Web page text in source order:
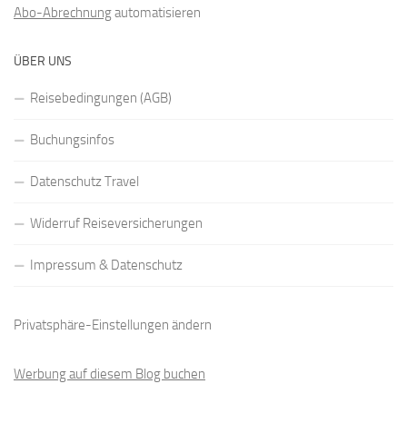
Abo-Abrechnungautomatisieren
ÜBER UNS
Reisebedingungen (AGB)
Buchungsinfos
Datenschutz Travel
Widerruf Reiseversicherungen
Impressum & Datenschutz
Privatsphäre-Einstellungen ändern
Werbung auf diesem Blog buchen